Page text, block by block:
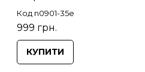
Код n0901-35e
999 грн.
КУПИТИ